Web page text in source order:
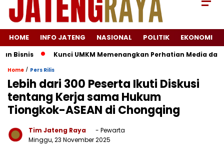
HOME INFO JATENG NASIONAL POLITIK EKONOMI
Kunci UMKM Memenangkan Perhatian Media dan
Home / Pers Rilis
Lebih dari 300 Peserta Ikuti Diskusi
tentang Kerja sama Hukum
Tiongkok-ASEAN di Chongqing
Tim Jateng Raya
- Pewarta
Minggu, 23 November 2025